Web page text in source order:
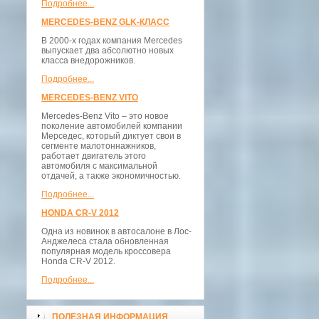
Подробнее...
MERCEDES-BENZ GLK-КЛАСС
В 2000-х годах компания Mercedes
выпускает два абсолютно новых
класса внедорожников.
Подробнее...
MERCEDES-BENZ VITO
Mercedes-Benz Vito – это новое
поколение автомобилей компании
Мерседес, который диктует свои в
сегменте малотоннажников,
работает двигатель этого
автомобиля с максимальной
отдачей, а также экономичностью.
Подробнее...
HONDA CR-V 2012
Одна из новинок в автосалоне в Лос-
Анджелеса стала обновленная
популярная модель кроссовера
Honda CR-V 2012.
Подробнее...
ПОЛЕЗНАЯ ИНФОРМАЦИЯ